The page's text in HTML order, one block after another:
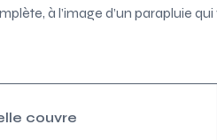
à l’image d’un parapluie
couvre